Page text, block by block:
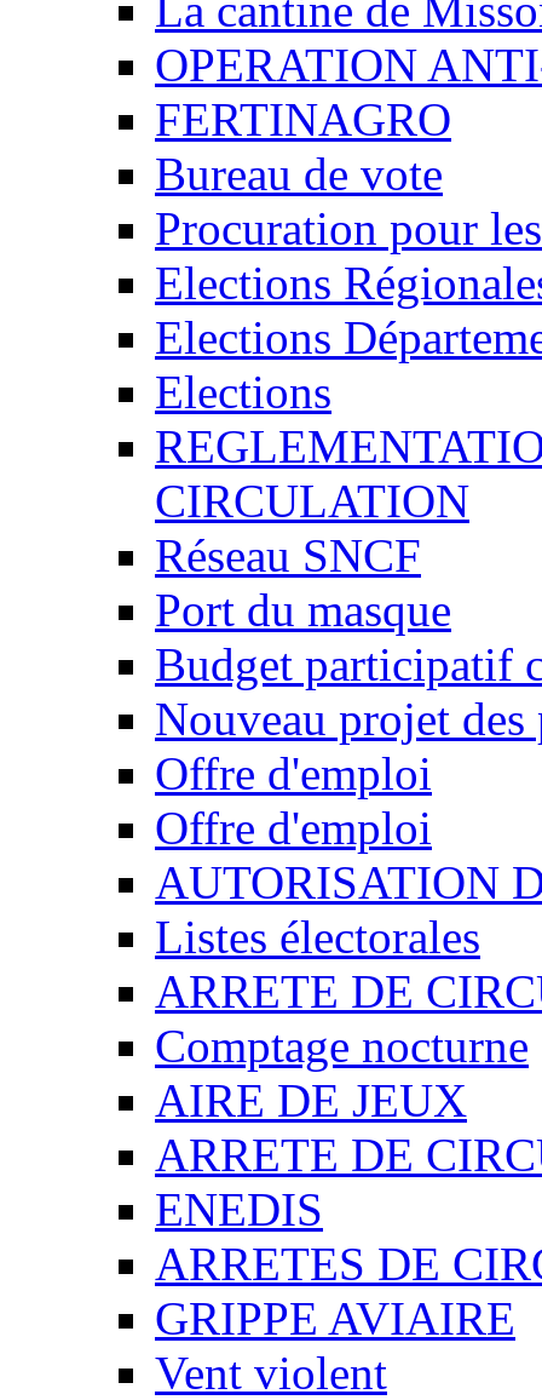
OPERATION
FERTINAGRO
Bureau de vote
Procuration pour
Elections
Elections
Elections
CIRCULATION
Réseau SNCF
Port du masque
Budget participatif
Nouveau projet
Offre d'emploi
Offre d'emploi
AUTORISATION
Listes électorales
ARRETE DE
Comptage nocturne
AIRE DE JEUX
ARRETE DE
ENEDIS
ARRETES DE
GRIPPE AVIAIRE
Vent violent